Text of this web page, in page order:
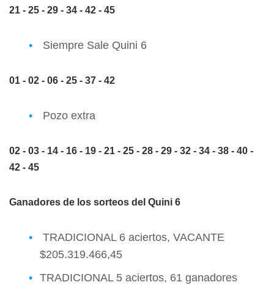
21 - 25 - 29 - 34 - 42 - 45
Siempre Sale Quini 6
01 - 02 - 06 - 25 - 37 - 42
Pozo extra
02 - 03 - 14 - 16 - 19 - 21 - 25 - 28 - 29 - 32 - 34 - 38 - 40 -
42 - 45
Ganadores de los sorteos del Quini 6
TRADICIONAL 6 aciertos, VACANTE
$205.319.466,45
TRADICIONAL 5 aciertos, 61 ganadores